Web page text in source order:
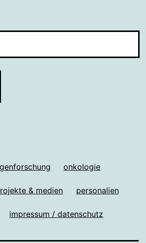
onkologie
& medien personalien
impressum / datenschutz